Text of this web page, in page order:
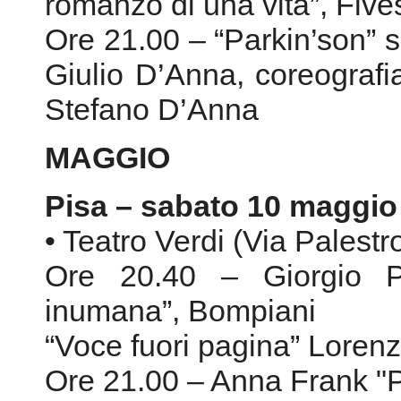
Ore 21.00 –
Giulio D’Anna,
Stefano D’Anna
MAGGIO
Pisa – sabato 10
• Teatro Verdi (Via
Ore 20.40 – Giorgio
inumana”, Bompiani
“Voce fuori pagina”
Ore 21.00 – Anna Frank